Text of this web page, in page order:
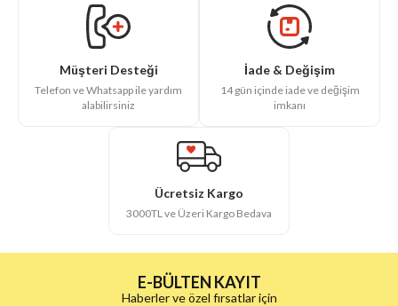
Müşteri Desteği
Telefon ve Whatsapp ile yardım
alabilirsiniz
İade & Değişim
14 gün içinde iade ve değişim
imkanı
Ücretsiz Kargo
3000TL ve Üzeri Kargo Bedava
E-BÜLTEN KAYIT
Haberler ve özel fırsatlar için